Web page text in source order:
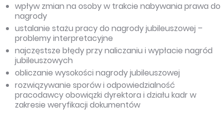
wpływ zmian na osoby w trakcie nabywania prawa do
nagrody
ustalanie stażu pracy do nagrody jubileuszowej –
problemy interpretacyjne
najczęstsze błędy przy naliczaniu i wypłacie nagród
jubileuszowych
obliczanie wysokości nagrody jubileuszowej
rozwiązywanie sporów i odpowiedzialność
pracodawcy obowiązki dyrektora i działu kadr w
zakresie weryfikacji dokumentów